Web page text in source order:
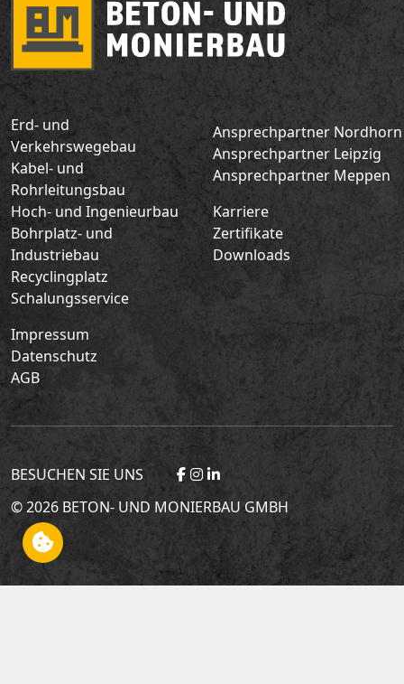
Erd- und
Verkehrswegebau
Kabel- und
Rohrleitungsbau
Hoch- und Ingenieurbau
Bohrplatz- und
Industriebau
Ansprechpartner Nordhorn
Ansprechpartner Leipzig
Ansprechpartner Meppen
Karriere
Zertifikate
Downloads
Recyclingplatz
Schalungsservice
Impressum
Datenschutz
AGB
© 2026 BETON- UND MONIERBAU GMBH
BESUCHEN SIE UNS